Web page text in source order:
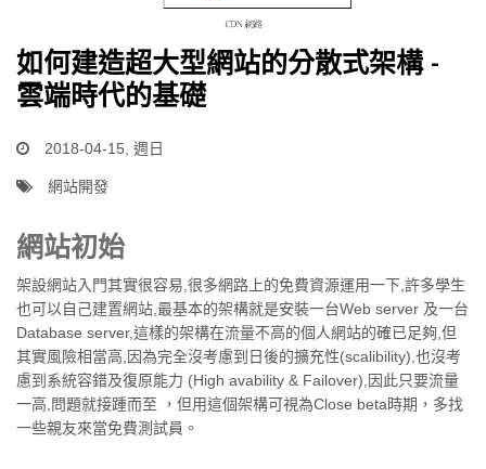
如何建造超大型網站的分散式架構 -
雲端時代的基礎
2018-04-15, 週日
網站開發
網站初始
架設網站入門其實很容易,很多網路上的免費資源運用一下,許多學生
也可以自己建置網站,最基本的架構就是安裝一台Web server 及一台
Database server,這樣的架構在流量不高的個人網站的確已足夠,但
其實風險相當高,因為完全沒考慮到日後的擴充性(scalibility),也沒考
慮到系統容錯及復原能力 (High avability & Failover),因此只要流量
一高,問題就接踵而至 ，但用這個架構可視為Close beta時期，多找
一些親友來當免費測試員。